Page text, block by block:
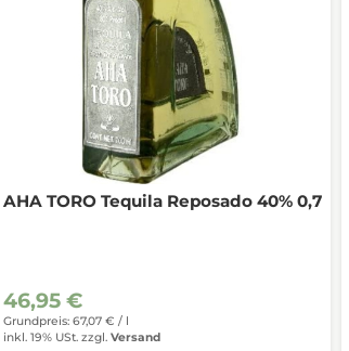
AHA TORO Tequila Reposado 40% 0,7
46,95 €
Grundpreis: 67,07 € /
inkl. 19% USt. zzgl. Versand